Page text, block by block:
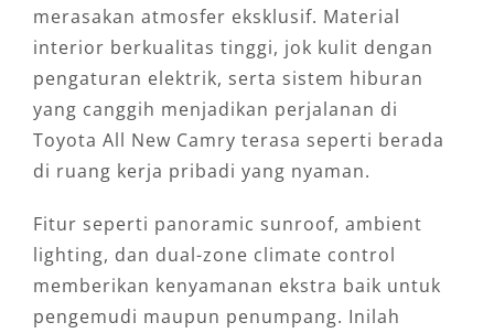
merasakan atmosfer eksklusif. Material
interior berkualitas tinggi, jok kulit dengan
pengaturan elektrik, serta sistem hiburan
yang canggih menjadikan perjalanan di
Toyota All New Camry terasa seperti berada
di ruang kerja pribadi yang nyaman.
Fitur seperti panoramic sunroof, ambient
lighting, dan dual-zone climate control
memberikan kenyamanan ekstra baik untuk
pengemudi maupun penumpang. Inilah